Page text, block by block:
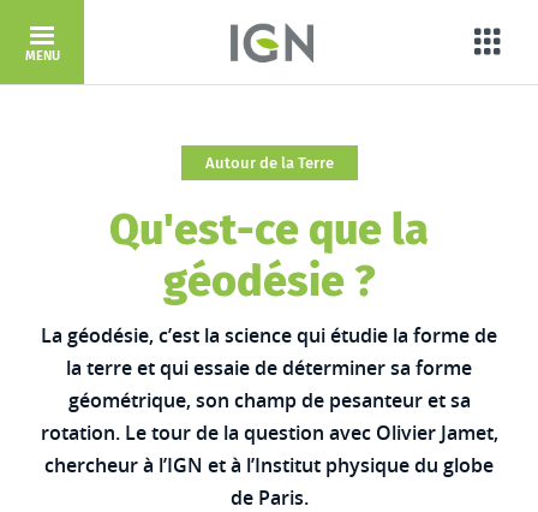
Aller au contenu principal
MENU
Autour de la Terre
Qu'est-ce que la
géodésie ?
La géodésie, c’est la science qui étudie la forme de
la terre et qui essaie de déterminer sa forme
géométrique, son champ de pesanteur et sa
rotation. Le tour de la question avec Olivier Jamet,
chercheur à l’IGN et à l’Institut physique du globe
de Paris.